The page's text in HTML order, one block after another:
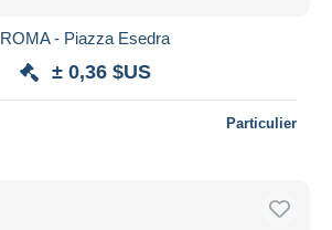
ROMA - Piazza Esedra
± 0,36 $US
Particulier